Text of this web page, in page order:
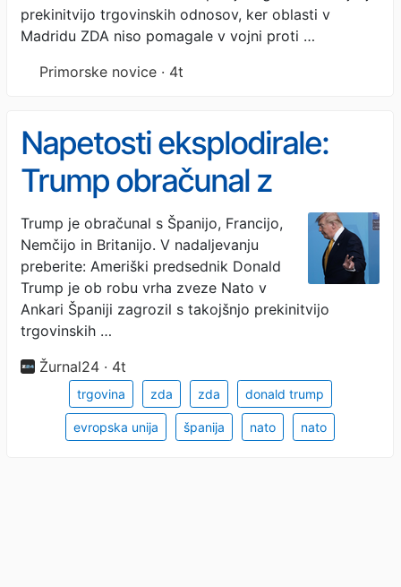
prekinitvijo trgovinskih odnosov, ker oblasti v
Madridu ZDA niso pomagale v vojni proti …
Primorske novice · 4t
Napetosti eksplodirale:
Trump obračunal z
evropskimi državami
Trump je obračunal s Španijo, Francijo,
Nemčijo in Britanijo. V nadaljevanju
preberite: Ameriški predsednik Donald
Trump je ob robu vrha zveze Nato v
Ankari Španiji zagrozil s takojšnjo prekinitvijo
trgovinskih …
Žurnal24 · 4t
trgovina zda zda donald trump
evropska unija španija nato nato